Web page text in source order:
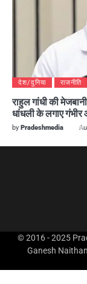
देश/दुनिया राजनीति
राहुल गांधी की
धांधली के लगाए गंभीर
by Pradeshmedia
© 2016 - 2025
Ganesh